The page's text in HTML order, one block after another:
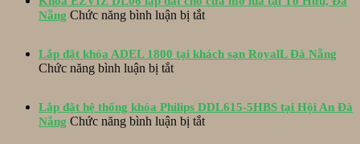
lắp
EPIC
ES-
hộp
Nẵng Chức năng bình luận bị tắtở
DL06
cho
cửa
mở
Lắp đặt khóa ADEL 1800 tại khách sạn RoyalL Đà Nẵng
Chức năng bình luận bị tắtở
khóa
ADEL
Lắp đặt hệ thống khóa Philips DDL615-5HBS tại Hội An Đà
Nẵng Chức năng bình luận bị tắtở